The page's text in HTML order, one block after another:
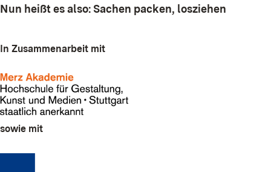
Nun heißt es also: Sachen packen, losziehen
In Zusammenarbeit mit
sowie mit